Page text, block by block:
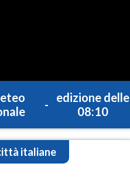
-
edizione delle
08:10
italiane